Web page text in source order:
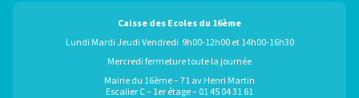
Caisse des Ecoles du 16ème
Lundi Mardi Jeudi Vendredi 9h00-12h00 et 14h00-16h30
Mercredi fermeture toute la journée
Mairie du 16ème – 71 av Henri Martin
Escalier C – 1er étage – 01 45 04 31 61